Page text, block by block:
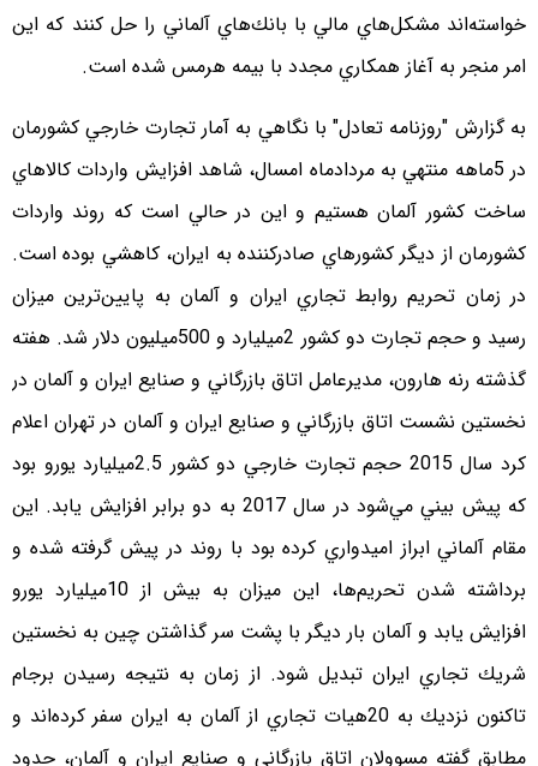
خواسته‌اند مشكل‌هاي مالي با بانك‌هاي آلماني را حل كنند كه اين
امر منجر به آغاز همكاري مجدد با بيمه هرمس شده است.
به گزارش "روزنامه تعادل" با نگاهي به آمار تجارت خارجي كشورمان
در 5ماهه منتهي به مردادماه امسال، شاهد افزايش واردات كالاهاي
ساخت كشور آلمان هستيم و اين در حالي است كه روند واردات
كشورمان از ديگر كشورهاي صادركننده به ايران، كاهشي بوده است.
در زمان تحريم روابط تجاري ايران و آلمان به پايين‌ترين ميزان
رسيد و حجم تجارت دو كشور 2ميليارد و 500ميليون دلار شد. هفته
گذشته رنه هارون، مديرعامل اتاق بازرگاني و صنايع ايران و آلمان در
نخستين نشست اتاق بازرگاني و صنايع ايران و آلمان در تهران اعلام
كرد سال 2015 حجم تجارت خارجي دو كشور 2.5ميليارد يورو بود
كه پيش بيني مي‌شود در سال 2017 به دو برابر افزايش يابد. اين
مقام آلماني ابراز اميدواري كرده بود با روند در پيش گرفته شده و
برداشته شدن تحريم‌ها، اين ميزان به بيش از 10ميليارد يورو
افزايش يابد و آلمان بار ديگر با پشت سر گذاشتن چين به نخستين
شريك تجاري ايران تبديل شود. از زمان به نتيجه رسيدن برجام
تاكنون نزديك به 20هيات تجاري از آلمان به ايران سفر كرده‌اند و
مطابق گفته مسوولان اتاق بازرگاني و صنايع ايران و آلمان، حدود